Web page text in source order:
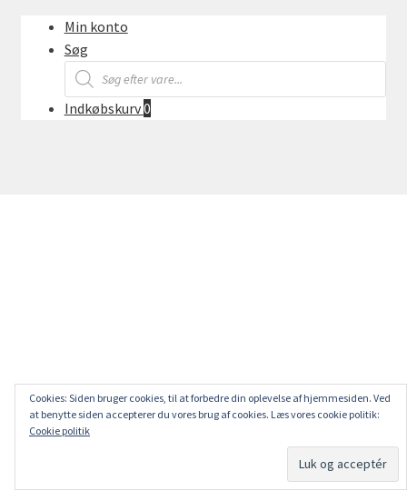
Min konto
Søg
Products
search
Indkøbskurv0
Cookies: Siden bruger cookies, til at forbedre din oplevelse af hjemmesiden. Ved
at benytte siden accepterer du vores brug af cookies. Læs vores cookie politik:
Cookie politik